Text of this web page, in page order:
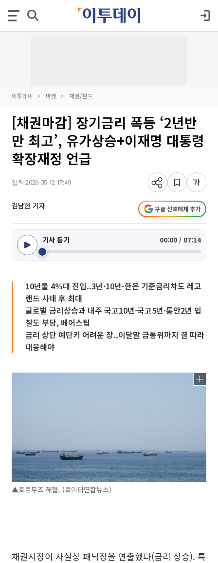
이투데이 마켓 채권/펀드
[채권마감] 장기금리 폭등 ‘2년반
만 최고’, 유가상승+이재명 대통령
확장재정 언급
입력 2026-05-12 17:49
김남현 기자 구글 선호매체 추가
기사 듣기 00:00 / 07:14
10년물 4%대 진입..3년·10년-한은 기준금리차도 레고
랜드 사태 후 최대
글로벌 금리상승과 내주 국고10년·국고5년·통안2년 입
찰도 부담, 베어스팁
금리 상단 예단키 어려운 장..이달말 금통위까지 결 따라
대응해야
▲호르무즈 해협. (로이터연합뉴스)
채권시장이 사실상 패닉장을 연출했다(금리 상승). 특